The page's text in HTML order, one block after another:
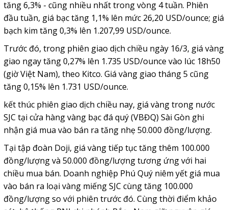
tăng 6,3% - cũng nhiều nhất trong vòng 4 tuần. Phiên
đầu tuần, giá bạc tăng 1,1% lên mức 26,20 USD/ounce; giá
bạch kim tăng 0,3% lên 1.207,99 USD/ounce.
Trước đó, trong phiên giao dịch chiều ngày 16/3, giá vàng
giao ngay tăng 0,27% lên 1.735 USD/ounce vào lúc 18h50
(giờ Việt Nam), theo Kitco. Giá vàng giao tháng 5 cũng
tăng 0,15% lên 1.731 USD/ounce.
kết thúc phiên giao dịch chiều nay, giá vàng trong nước
SJC tại cửa hàng vàng bạc đá quý (VBĐQ) Sài Gòn ghi
nhận giá mua vào bán ra tăng nhẹ 50.000 đồng/lượng.
Tại tập đoàn Doji, giá vàng tiếp tục tăng thêm 100.000
đồng/lượng và 50.000 đồng/lượng tương ứng với hai
chiều mua bán. Doanh nghiệp Phú Quý niêm yết giá mua
vào bán ra loại vàng miếng SJC cùng tăng 100.000
đồng/lượng so với phiên trước đó. Cùng thời điểm khảo